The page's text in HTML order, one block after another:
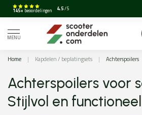
145+ beoordelingen 4.5/5
MENU
Home | Kapdelen / beplatingsets | Achterspoilers
Achterspoilers voor
Stijlvol en functioneel